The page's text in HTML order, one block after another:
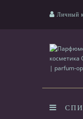
Личный